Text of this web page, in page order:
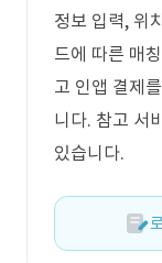
정보 입력, 위
드에 따른 매
고 인앱 결제
니다. 참고 서
있습니다.